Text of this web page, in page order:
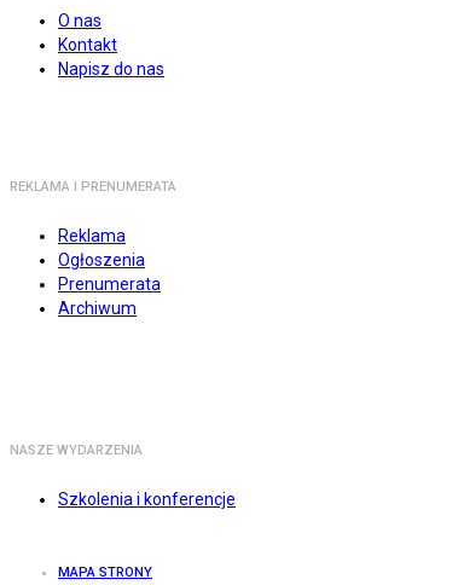
O nas
Kontakt
Napisz do nas
REKLAMA I PRENUMERATA
Reklama
Ogłoszenia
Prenumerata
Archiwum
NASZE WYDARZENIA
Szkolenia i konferencje
MAPA STRONY